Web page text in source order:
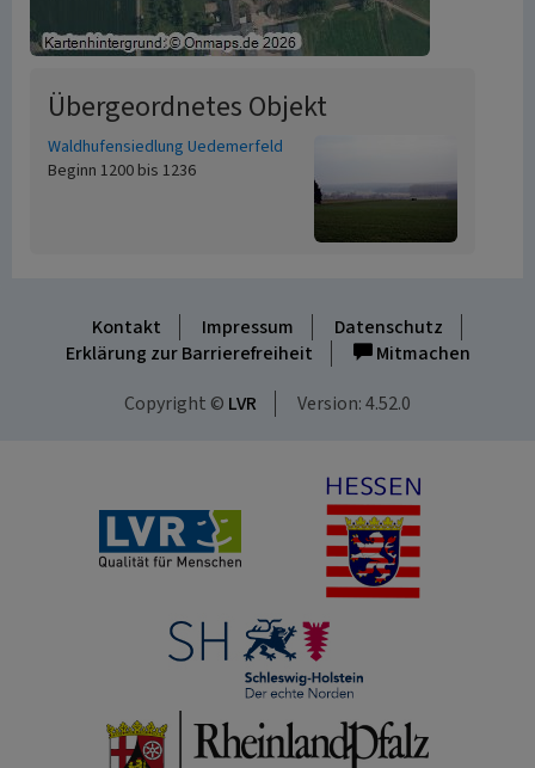
Übergeordnetes Objekt
Waldhufensiedlung Uedemerfeld
Beginn 1200 bis 1236
Kontakt Impressum
Datenschutz
Erklärung zur Barrierefreiheit
Mitmachen
Copyright © LVR Version: 4.52.0